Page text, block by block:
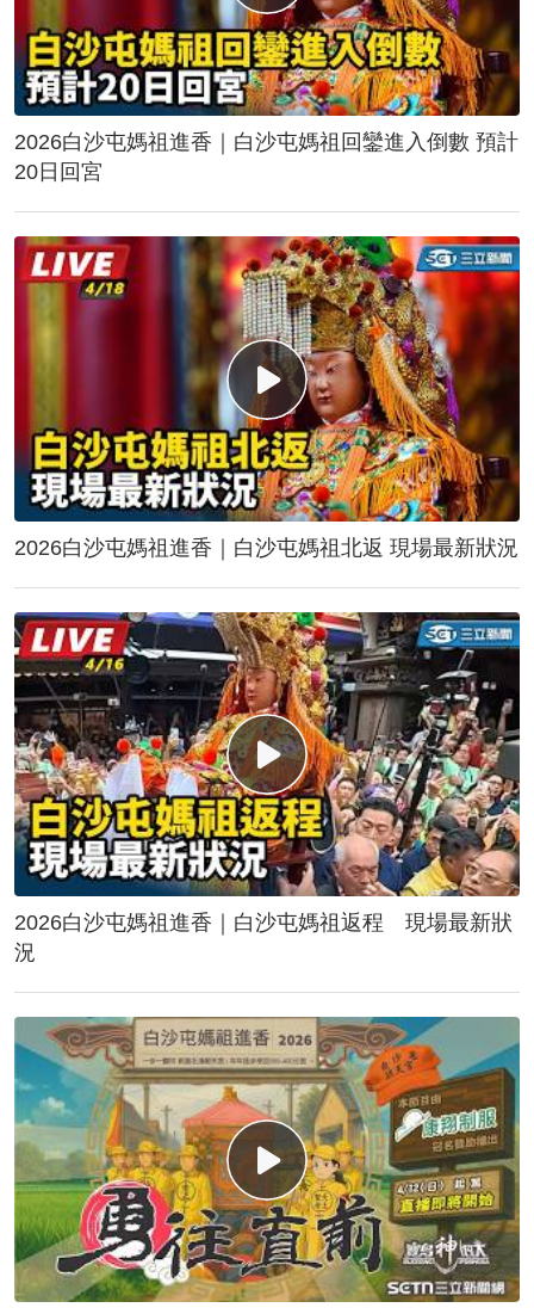
2026白沙屯媽祖進香｜白沙屯媽祖回鑾進入倒數 預計
20日回宮
2026白沙屯媽祖進香｜白沙屯媽祖北返 現場最新狀況
2026白沙屯媽祖進香｜白沙屯媽祖返程 現場最新狀
況